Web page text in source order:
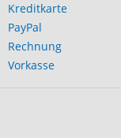
Kreditkarte
PayPal
Rechnung
Vorkasse